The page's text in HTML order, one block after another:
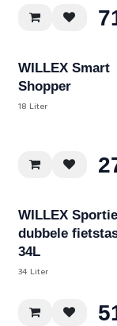
Div. kleuren
WILLEX Smart
Shopper
18 Liter
Div. kleuren
WILLEX
dubbele
34L
34 Liter